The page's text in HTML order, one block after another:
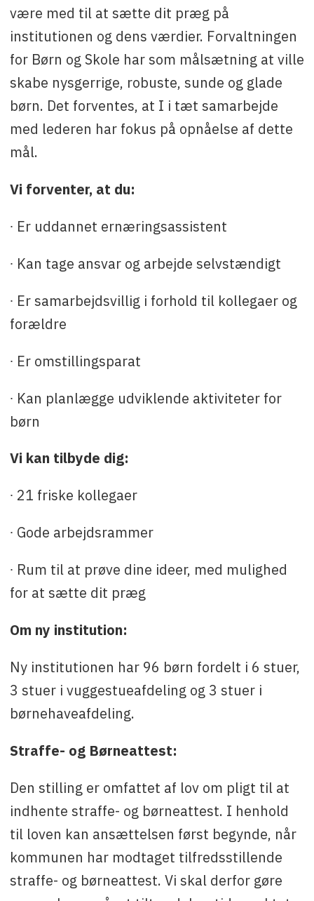
være med til at sætte dit præg på
institutionen og dens værdier. Forvaltningen
for Børn og Skole har som målsætning at ville
skabe nysgerrige, robuste, sunde og glade
børn. Det forventes, at I i tæt samarbejde
med lederen har fokus på opnåelse af dette
mål.
Vi forventer, at du:
∙ Er uddannet ernæringsassistent
∙ Kan tage ansvar og arbejde selvstændigt
∙ Er samarbejdsvillig i forhold til kollegaer og
forældre
∙ Er omstillingsparat
∙ Kan planlægge udviklende aktiviteter for
børn
Vi kan tilbyde dig:
∙ 21 friske kollegaer
∙ Gode arbejdsrammer
∙ Rum til at prøve dine ideer, med mulighed
for at sætte dit præg
Om ny institution:
Ny institutionen har 96 børn fordelt i 6 stuer,
3 stuer i vuggestueafdeling og 3 stuer i
børnehaveafdeling.
Straffe- og Børneattest:
Den stilling er omfattet af lov om pligt til at
indhente straffe- og børneattest. I henhold
til loven kan ansættelsen først begynde, når
kommunen har modtaget tilfredsstillende
straffe- og børneattest. Vi skal derfor gøre